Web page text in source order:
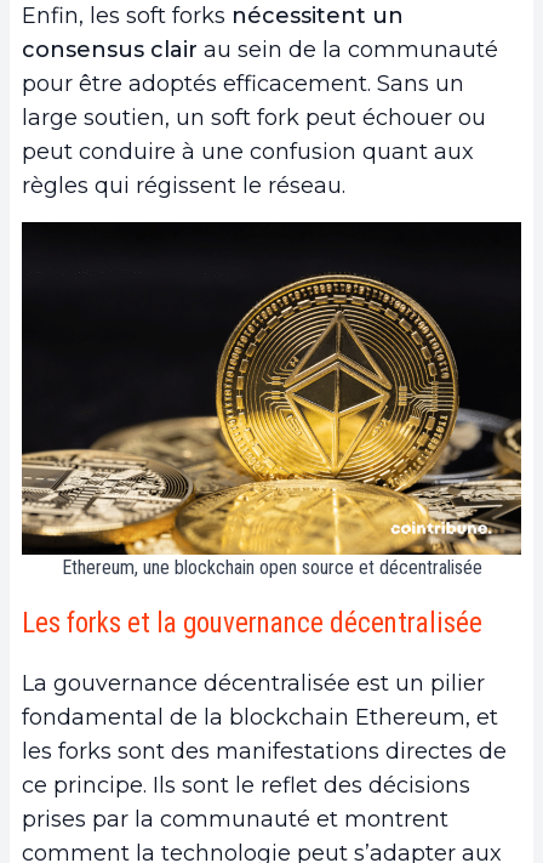
Enfin, les soft forks nécessitent un
consensus clair au sein de la communauté
pour être adoptés efficacement. Sans un
large soutien, un soft fork peut échouer ou
peut conduire à une confusion quant aux
règles qui régissent le réseau.
Ethereum, une blockchain open source et décentralisée
Les forks et la gouvernance décentralisée
La gouvernance décentralisée est un pilier
fondamental de la blockchain Ethereum, et
les forks sont des manifestations directes de
ce principe. Ils sont le reflet des décisions
prises par la communauté et montrent
comment la technologie peut s’adapter aux